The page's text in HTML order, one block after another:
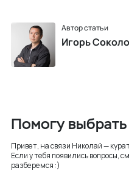
Автор статьи
Игорь
Помогу
Привет, на связи Николай —
Если у тебя появились вопросы,
разберемся :)